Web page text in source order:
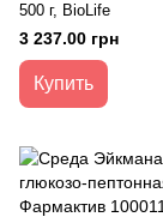
500 г, BioLife
3 237.00 грн
Купить